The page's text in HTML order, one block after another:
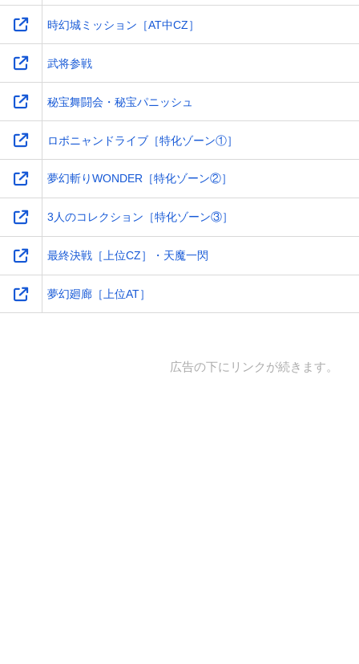
時幻城ミッション［AT中CZ］
武将参戦
秘宝舞闘会・秘宝パニッシュ
ロボニャンドライブ［特化ゾーン①］
夢幻斬りWONDER［特化ゾーン②］
3人のコレクション［特化ゾーン③］
最終決戦［上位CZ］・天魔一閃
夢幻廻廊［上位AT］
広告の下にリンクが続きます。